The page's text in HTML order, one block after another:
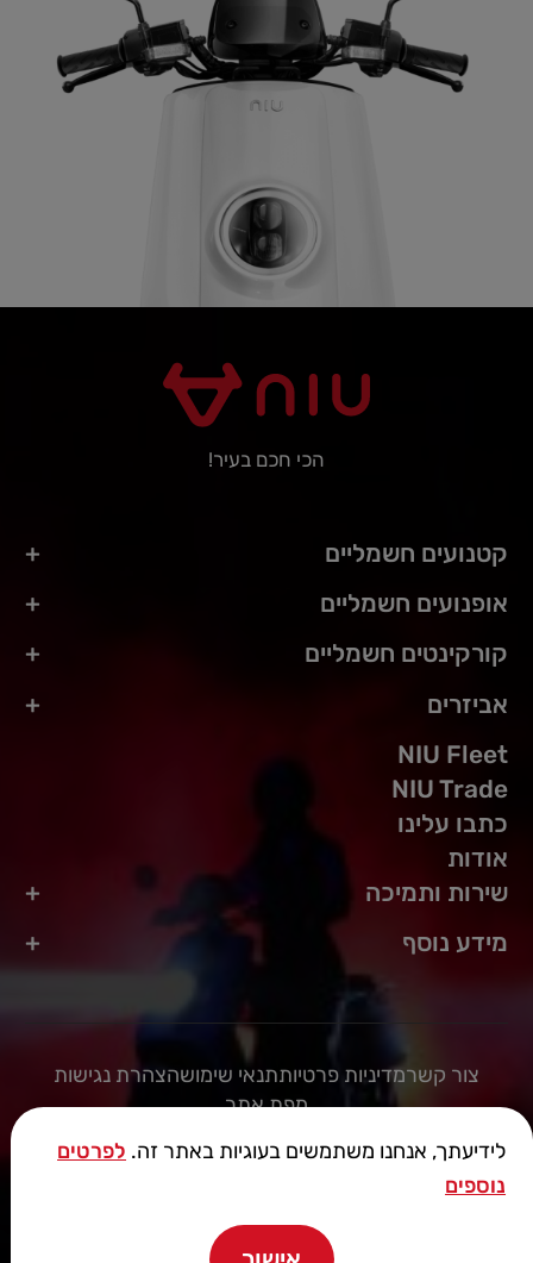
הכי חכם בעיר!
קטנועים חשמליים
אופנועים חשמליים
קורקינטים חשמליים
אביזרים
NIU Fleet
NIU Trade
כתבו עלינו
אודות
שירות ותמיכה
מידע נוסף
צור קשרמדיניות פרטיותתנאי שימושהצהרת נגישות
מפת אתר
© הזכויות שמורות למאיר חברה למכוניות ומשאיות בע"מ
לידיעתך, אנחנו משתמשים בעוגיות באתר זה. לפרטים
נוספים